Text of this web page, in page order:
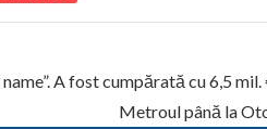
A fost cumpărată cu 6,5 mil.
Metroul până la